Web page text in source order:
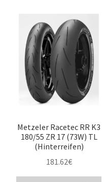
Metzeler Racetec RR K3
180/55 ZR 17 (73W) TL
(Hinterreifen)
181.62€